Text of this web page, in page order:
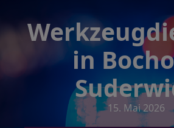
in
15. Mai 2026